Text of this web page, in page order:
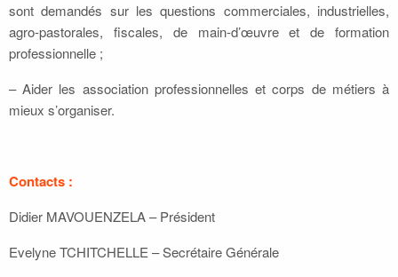
sont demandés sur les questions commerciales, industrielles,
agro-pastorales, fiscales, de main-d’œuvre et de formation
professionnelle ;
– Aider les association professionnelles et corps de métiers à
mieux s’organiser.
Contacts :
Didier MAVOUENZELA – Président
Evelyne TCHITCHELLE – Secrétaire Générale